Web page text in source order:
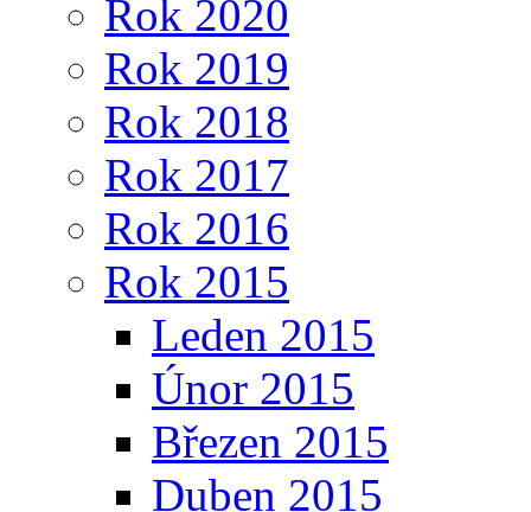
Rok 2020
Rok 2019
Rok 2018
Rok 2017
Rok 2016
Rok 2015
Leden 2015
Únor 2015
Březen 2015
Duben 2015